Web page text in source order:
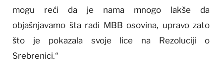
mogu reći da je nama mnogo lakše da
objašnjavamo šta radi MBB osovina, upravo zato
što je pokazala svoje lice na Rezoluciji o
Srebrenici.“